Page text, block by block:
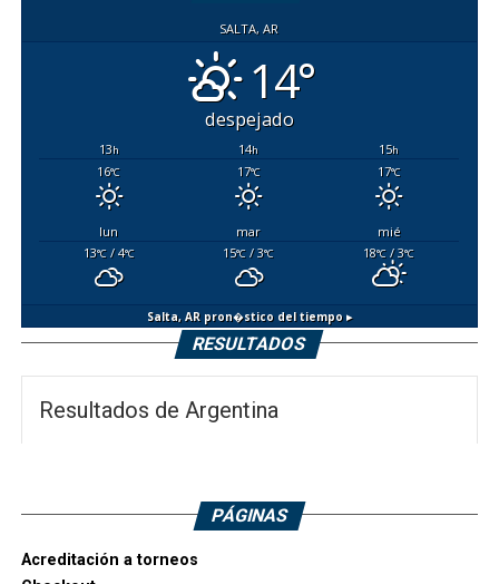
SALTA, AR
14°
despejado
13h 14h 15h
16°C 17°C 17°C
lun mar
mié
13°C/ 4°C 15°C / 3°C 18°C / 3°C
Salta, ARpron�stico del tiempo ▸
RESULTADOS
Resultados de Argentina
PÁGINAS
Acreditación a torneos